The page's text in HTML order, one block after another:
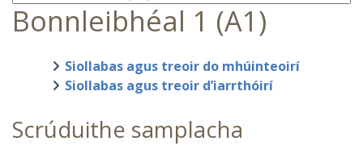
Bonnleibhéal 1 (A1)
Siollabas agus treoir do mhúinteoirí
Siollabas agus treoir d’iarrthóirí
Scrúduithe samplacha